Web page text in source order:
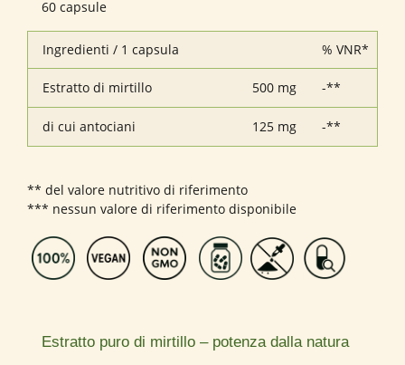
60 capsule
Ingredienti / 1 capsula % VNR*
Estratto di mirtillo 500 mg -**
di cui antociani 125 mg -**
** del valore nutritivo di riferimento
*** nessun valore di riferimento disponibile
Estratto puro di mirtillo – potenza dalla natura